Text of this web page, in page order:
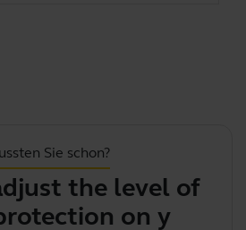
Sie schon?
the level of
on your h